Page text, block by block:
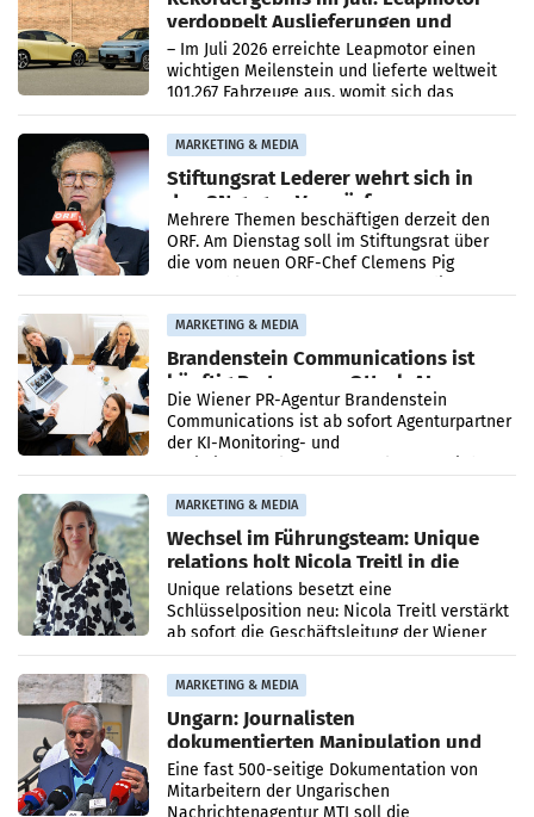
verdoppelt Auslieferungen und
überschreitet die 100.000er-Marke
– Im Juli 2026 erreichte Leapmotor einen
wichtigen Meilenstein und lieferte weltweit
101.267 Fahrzeuge aus, womit sich das
Ergebnis gegenüber Juli 2025 mehr als
verdoppelte (+102
MARKETING & MEDIA
Stiftungsrat Lederer wehrt sich in
den SN gegen Vorwürfe
Mehrere Themen beschäftigen derzeit den
ORF. Am Dienstag soll im Stiftungsrat über
die vom neuen ORF-Chef Clemens Pig
MARKETING & MEDIA
Brandenstein Communications ist
künftig Partner von OtterlyAI
Die Wiener PR-Agentur Brandenstein
Communications ist ab sofort Agenturpartner
der KI-Monitoring- und
MARKETING & MEDIA
Wechsel im Führungsteam: Unique
relations holt Nicola Treitl in die
Geschäftsleitung
Unique relations besetzt eine
Schlüsselposition neu: Nicola Treitl verstärkt
ab sofort die Geschäftsleitung der Wiener
PR-Agentur an der Seite von Josef Kalina und
Anna Kalina-Mahr.
MARKETING & MEDIA
Ungarn: Journalisten
dokumentierten Manipulation und
Zensur
Eine fast 500-seitige Dokumentation von
Mitarbeitern der Ungarischen
Nachrichtenagentur MTI soll die